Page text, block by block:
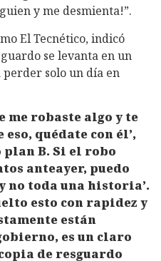
y me desmienta!”.
El Tecnético, indicó
se levanta en un
solo un día en
me robaste algo y te
quédate con él’,
plan B. Si el robo
anteayer, puedo
no toda una historia’.
esto con rapidez y
están
es un claro
de resguardo